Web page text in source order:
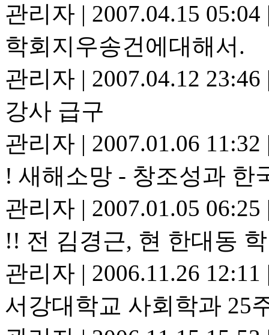
관리자 | 2007.04.15 05:04
학회지우송건에대해서.
관리자 | 2007.04.12 23:46
강사 급구
관리자 | 2007.01.06 11:32
! 새해소망 - 창조성과 한
관리자 | 2007.01.05 06:25
!! 전 김경근, 현 한대동
관리자 | 2006.11.26 12:11
서강대학교 사회학과 25